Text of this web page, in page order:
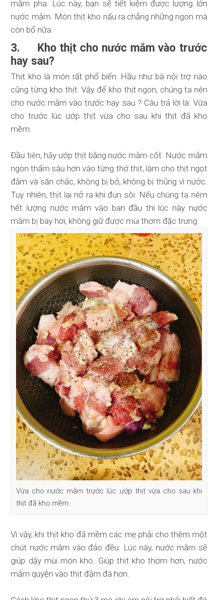
mắm pha. Lúc này, bạn sẽ tiết kiệm được lượng lớn
nước mắm. Món thịt kho nấu ra chẳng những ngon mà
còn bổ nữa.
3. Kho thịt cho nước mắm vào trước
hay sau?
Thịt kho là món rất phổ biến. Hầu như bà nội trợ nào
cũng từng kho thịt. Vậy để kho thịt ngon, chúng ta nên
cho nước mắm vào trước hay sau ? Câu trả lời là: Vừa
cho trước lúc ướp thịt vừa cho sau khi thịt đã kho
mềm.
Đầu tiên, hãy ướp thịt bằng nước mắm cốt. Nước mắm
ngon thấm sâu hơn vào từng thớ thịt, làm cho thịt ngọt
đằm và săn chắc, không bị bở, không bị thũng vì nước.
Tuy nhiên, thịt lại nở ra khi đun sôi. Nếu chúng ta nêm
hết lượng nước mắm vào ban đầu thì lúc này nước
mắm bị bay hơi, không giữ được mùi thơm đặc trưng.
Vừa cho nước mắm trước lúc ướp thịt vừa cho sau khi
thịt đã kho mềm.
Vì vậy, khi thịt kho đã mềm các mẹ phải cho thêm một
chút nước mắm vào đảo đều. Lúc này, nước mắm sẽ
giúp dậy mùi món kho. Giúp thịt kho thơm hơn, nước
mắm quyện vào thịt đậm đà hơn.